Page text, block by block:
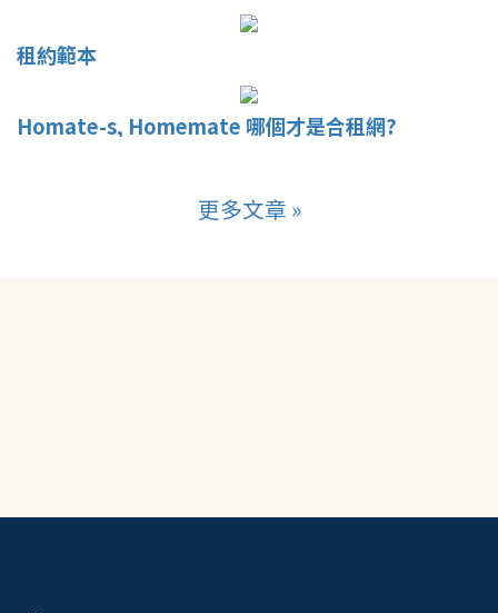
租約範本
Homate-s, Homemate 哪個才是合租網?
更多文章 »